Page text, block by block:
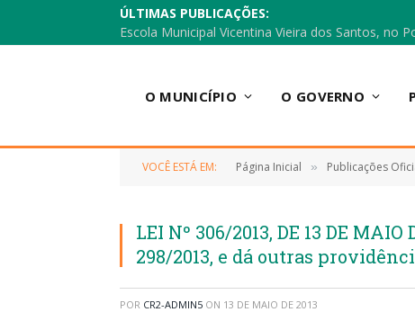
ÚLTIMAS PUBLICAÇÕES:
O MUNICÍPIO O GOVERNO
VOCÊ ESTÁ EM: Página Inicial » Publicações
LEI Nº 306/2013, DE 13 DE
298/2013, e dá outras
POR CR2-ADMIN5 ON 13 DE MAIO DE 2013